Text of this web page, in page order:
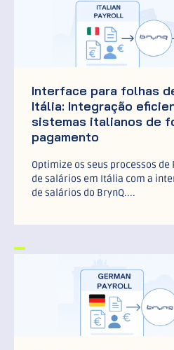
Interface para folhas
Itália: Integração
sistemas italianos de
pagamento
Optimize os seus processos de
de salários em Itália com a
de salários do BrynQ....